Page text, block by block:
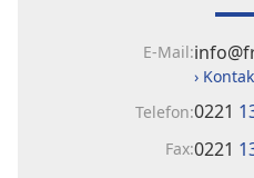
E-Mail:
›
Telefon:0221
Fax:0221